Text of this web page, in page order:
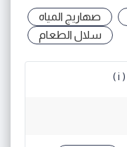
صهاريج المياه
سلال الطعام
( i )